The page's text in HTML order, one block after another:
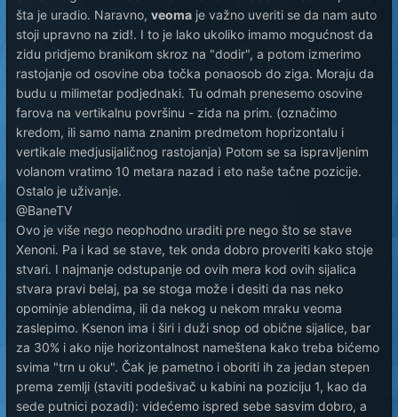
šta je uradio. Naravno, veoma je važno uveriti se da nam auto
stoji upravno na zid!. I to je lako ukoliko imamo mogućnost da
zidu pridjemo branikom skroz na "dodir", a potom izmerimo
rastojanje od osovine oba točka ponaosob do ziga. Moraju da
budu u milimetar podjednaki. Tu odmah prenesemo osovine
farova na vertikalnu površinu - zida na prim. (označimo
kredom, ili samo nama znanim predmetom hoprizontalu i
vertikale medjusijaličnog rastojanja) Potom se sa ispravljenim
volanom vratimo 10 metara nazad i eto naše tačne pozicije.
Ostalo je uživanje.
@BaneTV
Ovo je više nego neophodno uraditi pre nego što se stave
Xenoni. Pa i kad se stave, tek onda dobro proveriti kako stoje
stvari. I najmanje odstupanje od ovih mera kod ovih sijalica
stvara pravi belaj, pa se stoga može i desiti da nas neko
opominje ablendima, ili da nekog u nekom mraku veoma
zaslepimo. Ksenon ima i širi i duži snop od obične sijalice, bar
za 30% i ako nije horizontalnost nameštena kako treba bićemo
svima "trn u oku". Čak je pametno i oboriti ih za jedan stepen
prema zemlji (staviti podešivač u kabini na poziciju 1, kao da
sede putnici pozadi): videćemo ispred sebe sasvim dobro, a